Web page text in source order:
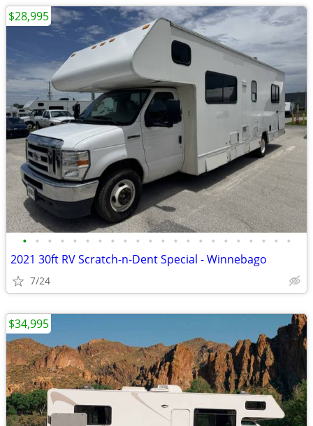
• • • • • • • • • • • • • • • • • • • • • •
2021 30ft RV Scratch-n-Dent Special - Winnebago
7/24
$28,995
$34,995